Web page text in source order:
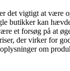
det vigtigt at være
butikker kan
et forsøg på at
der virker for
om